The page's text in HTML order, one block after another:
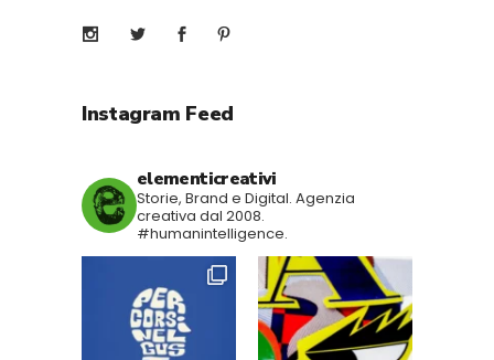
Instagram Feed
elementicreativi
Storie, Brand e Digital. Agenzia
creativa dal 2008.
#humanintelligence.